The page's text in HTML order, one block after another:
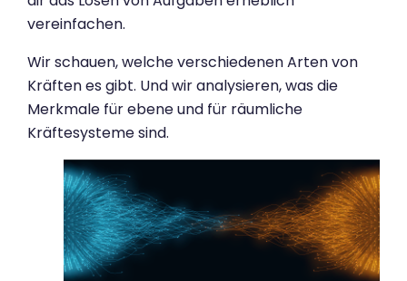
vereinfachen.
Wir schauen, welche verschiedenen Arten von
Kräften es gibt. Und wir analysieren, was die
Merkmale für ebene und für räumliche
Kräftesysteme sind.